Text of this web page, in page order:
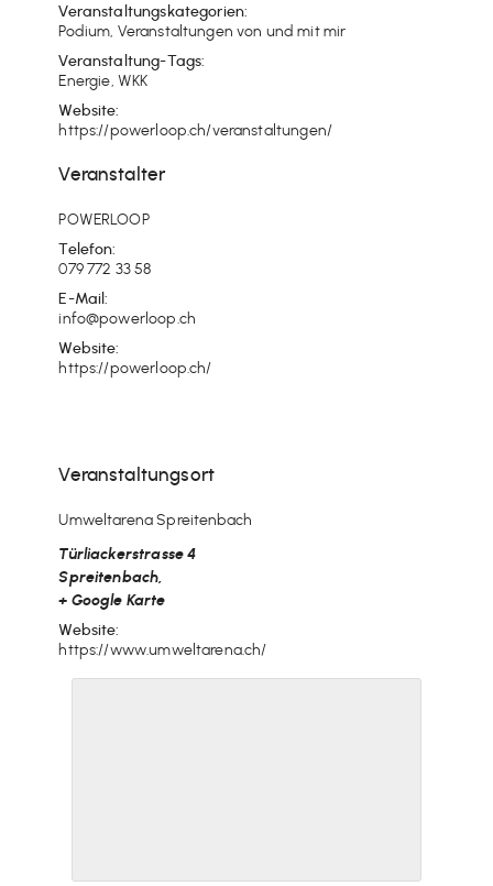
Veranstaltungskategorien:
Podium, Veranstaltungen von und mit mir
Veranstaltung-Tags:
Energie, WKK
Website:
https://powerloop.ch/veranstaltungen/
Veranstalter
POWERLOOP
Telefon:
079 772 33 58
E-Mail:
info@powerloop.ch
Website:
https://powerloop.ch/
Veranstaltungsort
Umweltarena Spreitenbach
Türliackerstrasse 4
Spreitenbach,
+ Google Karte
Website:
https://www.umweltarena.ch/